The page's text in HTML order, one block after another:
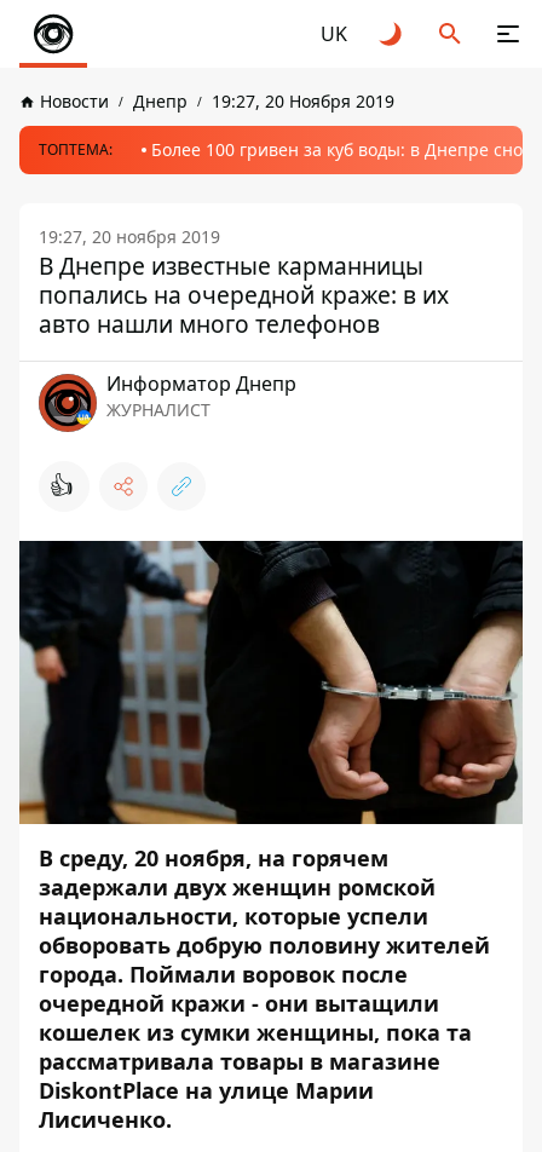
UK
Новости Днепр 19:27, 20 Ноября 2019
ТОПТЕМА: Более 100 гривен за куб воды: в Днепре
19:27, 20 ноября 2019
В Днепре известные карманницы
попались на очередной краже: в их
авто нашли много телефонов
Информатор Днепр
ЖУРНАЛИСТ
👍
В среду, 20 ноября, на горячем
задержали двух женщин ромской
национальности, которые успели
обворовать добрую половину жителей
города. Поймали воровок после
очередной кражи - они вытащили
кошелек из сумки женщины, пока та
рассматривала товары в магазине
DiskontPlace на улице Марии
Лисиченко.